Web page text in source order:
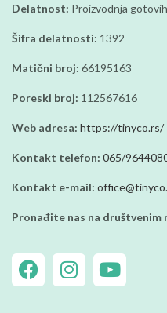
Delatnost: Proizvodnja
Šifra delatnosti: 1392
Matični broj: 66195163
Poreski broj: 112567616
Web adresa: https://tinyco.rs/
Kontakt telefon: 065/
Kontakt e-mail:
Pronađite nas na društvenim